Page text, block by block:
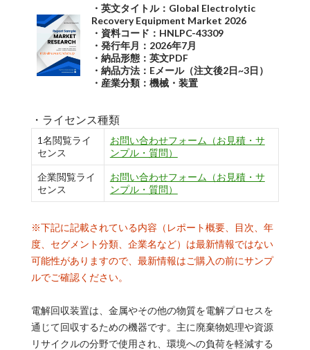
・英文タイトル：Global Electrolytic
Recovery Equipment Market 2026
・資料コード：HNLPC-43309
・発行年月：2026年7月
・納品形態：英文PDF
・納品方法：Eメール（注文後2日~3日）
・産業分類：機械・装置
・ライセンス種類
1名閲覧ライ
センス
お問い合わせフォーム（お見積・サ
ンプル・質問）
企業閲覧ライ
センス
お問い合わせフォーム（お見積・サ
ンプル・質問）
※下記に記載されている内容（レポート概要、目次、年
度、セグメント分類、企業名など）は最新情報ではない
可能性がありますので、最新情報はご購入の前にサンプ
ルでご確認ください。
電解回収装置は、金属やその他の物質を電解プロセスを
通じて回収するための機器です。主に廃棄物処理や資源
リサイクルの分野で使用され、環境への負荷を軽減する